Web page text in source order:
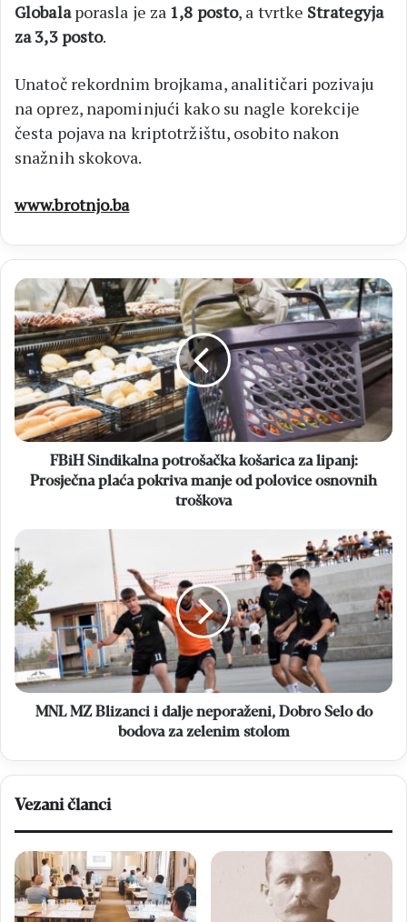
Globalaporasla je za 1,8 posto, a tvrtke Strategyja
za 3,3 posto.
Unatoč rekordnim brojkama, analitičari pozivaju
na oprez, napominjući kako su nagle korekcije
česta pojava na kriptotržištu, osobito nakon
snažnih skokova.
www.brotnjo.ba
FBiH
Sindikalna
potrošačka
košarica
za
lipanj:
Prosječna
plaća
pokriva
FBiH Sindikalna potrošačka košarica za lipanj:
Prosječna plaća pokriva manje od polovice osnovnih
troškova
MZ
Blizanci
i
dalje
neporaženi,
Dobro
Selo
do
bodova
MNL MZ Blizanci i dalje neporaženi, Dobro Selo do
bodova za zelenim stolom
Vezani članci